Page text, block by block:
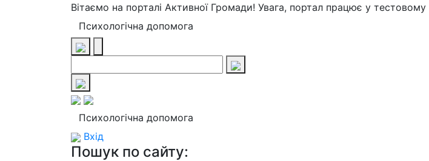
Вітаємо на порталі Активної Громади! Увага, портал працює у
Психологічна допомога
Психологічна допомога
Вхід
Пошук по сайту: